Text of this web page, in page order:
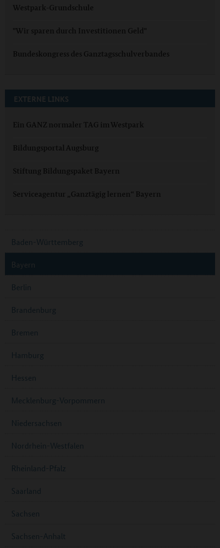
Westpark-Grundschule
"Wir sparen durch Investitionen Geld"
Bundeskongress des Ganztagsschulverbandes
EXTERNE LINKS
Ein GANZ normaler TAG im Westpark
Bildungsportal Augsburg
Stiftung Bildungspaket Bayern
Serviceagentur „Ganztägig lernen“ Bayern
Baden-Württemberg
Bayern
Berlin
Brandenburg
Bremen
Hamburg
Hessen
Mecklenburg-Vorpommern
Niedersachsen
Nordrhein-Westfalen
Rheinland-Pfalz
Saarland
Sachsen
Sachsen-Anhalt